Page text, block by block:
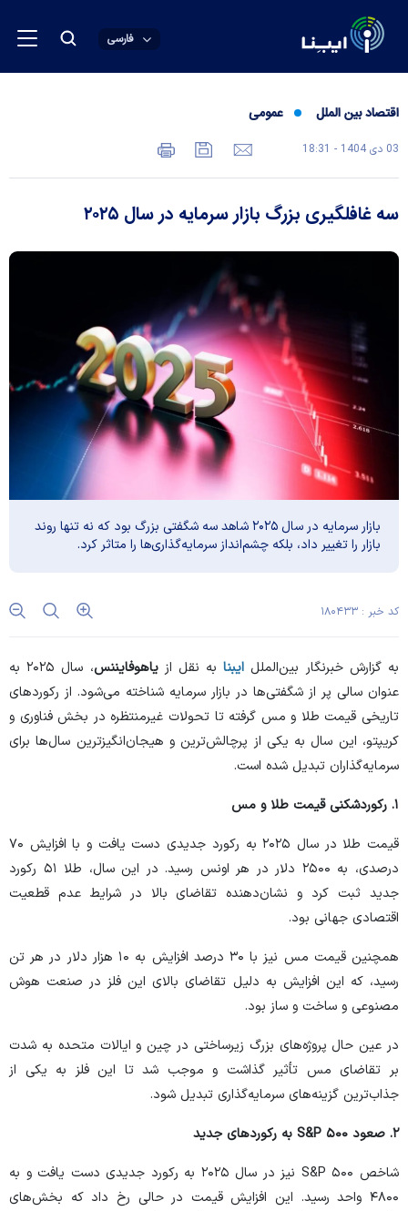
فارسی
اقتصاد بین الملل عمومی
03 دی 1404 - 18:31
سه غافلگیری بزرگ بازار سرمایه در سال ۲۰۲۵
بازار سرمایه در سال ۲۰۲۵ شاهد سه شگفتی بزرگ بود که نه تنها روند
بازار را تغییر داد، بلکه چشم‌انداز سرمایه‌گذاری‌ها را متاثر کرد.
کد خبر : ۱۸۰۴۳۳
به گزارش خبرنگار بین‌الملل ایبنا به نقل ازیاهوفایننس
، سال ۲۰۲۵ به
عنوان سالی پر از شگفتی‌ها در بازار سرمایه شناخته می‌شود. از رکورد‌های
تاریخی قیمت طلا و مس گرفته تا تحولات غیرمنتظره در بخش فناوری و
کریپتو، این سال به یکی از پرچالش‌ترین و هیجان‌انگیزترین سال‌ها برای
سرمایه‌گذاران تبدیل شده است.
۱. رکوردشکنی قیمت طلا و مس
قیمت طلا در سال ۲۰۲۵ به رکورد جدیدی دست یافت و با افزایش ۷۰
درصدی، به ۲۵۰۰ دلار در هر اونس رسید. در این سال، طلا ۵۱ رکورد
جدید ثبت کرد و نشان‌دهنده تقاضای بالا در شرایط عدم قطعیت
اقتصادی جهانی بود.
همچنین قیمت مس نیز با ۳۰ درصد افزایش به ۱۰ هزار دلار در هر تن
رسید، که این افزایش به دلیل تقاضای بالای این فلز در صنعت هوش
مصنوعی و ساخت و ساز بود.
در عین حال پروژه‌های بزرگ زیرساختی در چین و ایالات متحده به شدت
بر تقاضای مس تأثیر گذاشت و موجب شد تا این فلز به یکی از
جذاب‌ترین گزینه‌های سرمایه‌گذاری تبدیل شود.
۲. صعود S&P ۵۰۰ به رکورد‌های جدید
شاخص S&P ۵۰۰ نیز در سال ۲۰۲۵ به رکورد جدیدی دست یافت و به
۴۸۰۰ واحد رسید. این افزایش قیمت در حالی رخ داد که بخش‌های